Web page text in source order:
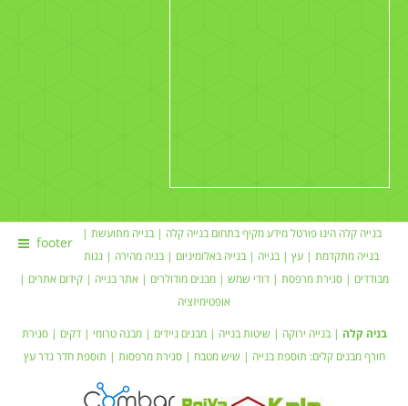
footer
בנייה קלה הינו פורטל מידע מקיף בתחוםבנייה קלה |בנייה מתועשת
בנייה מתקדמת | עץ בנייה בנייה באלומיניום בניה מהירה
גגות
מבודדים
סגירת מרפסת דודי שמש | מבנים מודולרים | אתר בנייה קידום אתרים
אופטימיזציה
בניה קלה |בנייה ירוקה שיטות בנייה |מבנים ניידים | מבנה טרומי |דקים |סגירת
חורף מבנים קלים: תוספת בנייה שיש מטבח | סגירת מרפסות | תוספת חדרגדר עץ